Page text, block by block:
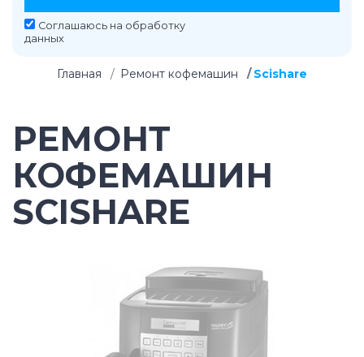
Соглашаюсь на обработку
данных
Главная Ремонт кофемашин Scishare
РЕМОНТ
КОФЕМАШИН
SCISHARE